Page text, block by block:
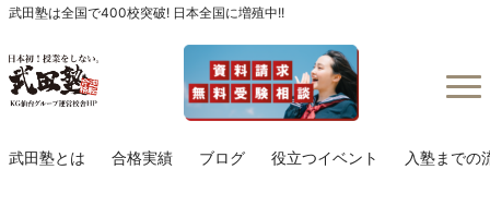
武田塾は全国で400校突破! 日本全国に増殖中!!
武田塾とは 合格実績 ブログ 役立つイベント 入塾までの